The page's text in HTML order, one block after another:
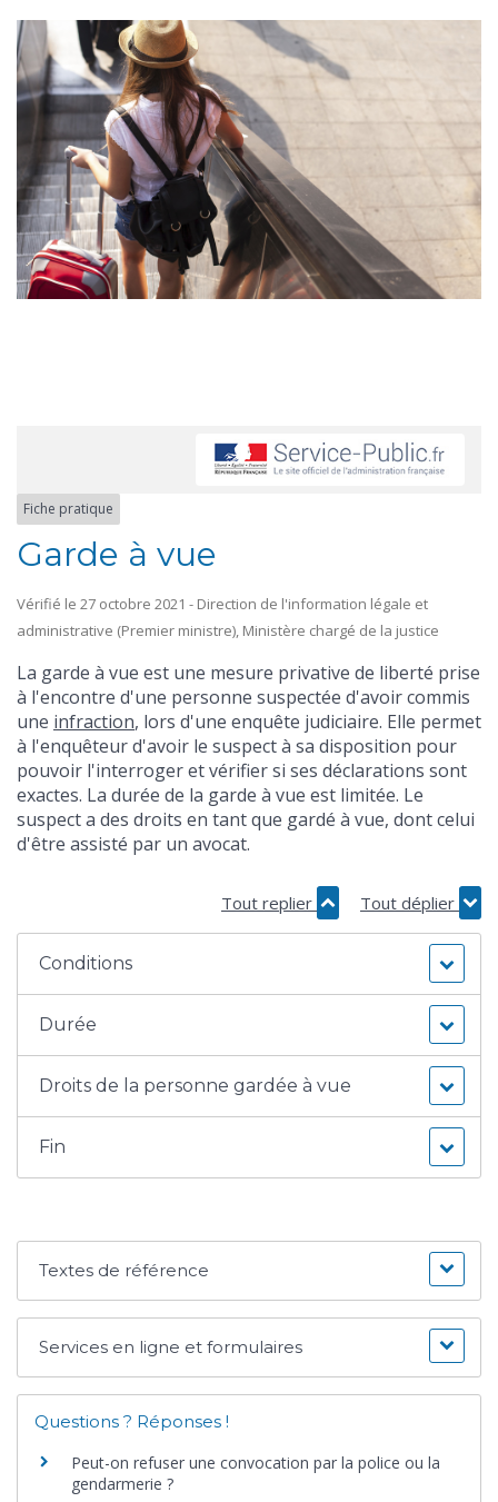
Fiche pratique
Garde à vue
Vérifié le 27 octobre 2021 - Direction de l'information légale et
administrative (Premier ministre), Ministère chargé de la justice
La garde à vue est une mesure privative de liberté prise
à l'encontre d'une personne suspectée d'avoir commis
une infraction, lors d'une enquête judiciaire. Elle permet
à l'enquêteur d'avoir le suspect à sa disposition pour
pouvoir l'interroger et vérifier si ses déclarations sont
exactes. La durée de la garde à vue est limitée. Le
suspect a des droits en tant que gardé à vue, dont celui
d'être assisté par un avocat.
Tout replier Tout déplier
Conditions
Durée
Droits de la personne gardée à vue
Fin
Textes de référence
Services en ligne et formulaires
Questions ? Réponses !
Peut-on refuser une convocation par la police ou la
gendarmerie ?